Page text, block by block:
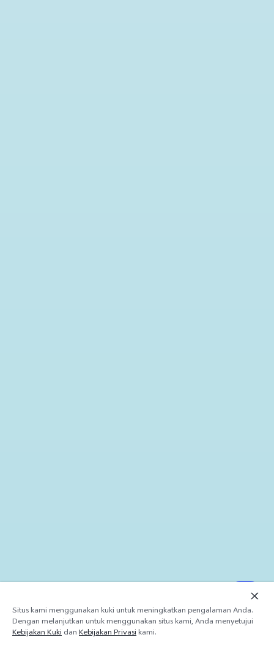
Situs kami menggunakan kuki untuk meningkatkan pengalaman Anda.
Dengan melanjutkan untuk menggunakan situs kami, Anda menyetujui
Kebijakan KukidanKebijakan Privasikami.